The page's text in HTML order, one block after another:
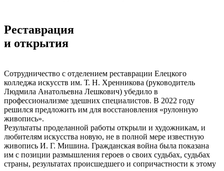
Реставрация
и открытия
Сотрудничество с отделением реставрации Елецкого
колледжа искусств им. Т. Н. Хренникова (руководитель
Людмила Анатольевна Лешкович) убедило в
профессионализме здешних специалистов. В 2022 году
решился предложить им для восстановления «рулонную
живопись».
Результаты проделанной работы открыли и художникам, и
любителям искусства новую, не в полной мере известную
живопись И. Г. Мишина. Гражданская война была показана
им с позиции размышления героев о своих судьбах, судьбах
страны, результатах происшедшего и сопричастности к этому